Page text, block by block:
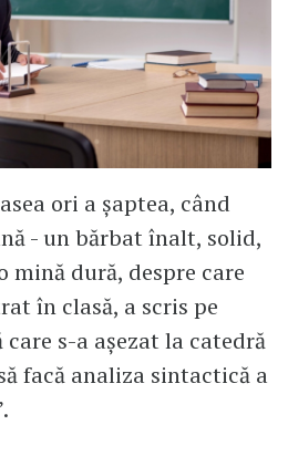
ori a șaptea, când
- un bărbat înalt, solid,
mină dură, despre care
în clasă, a scris pe
care s-a așezat la catedră
facă analiza sintactică a